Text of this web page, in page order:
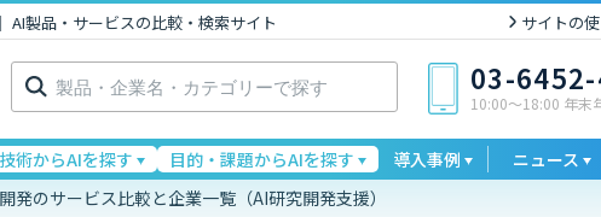
AI製品・サービスの比較・検索サイト サイトの
検
索: 03-
10:00〜18:00 年末
術からAIを探す 目的・課題からAIを探す 導入事例
ニュース
発のサービス比較と企業一覧（AI研究開発支援）